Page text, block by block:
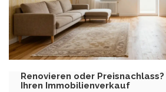
Renovieren oder
Ihren Immobilienverkauf